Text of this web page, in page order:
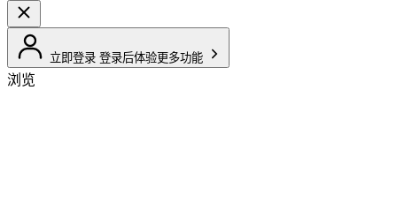
立即登录 登录后体验更多功能
浏览